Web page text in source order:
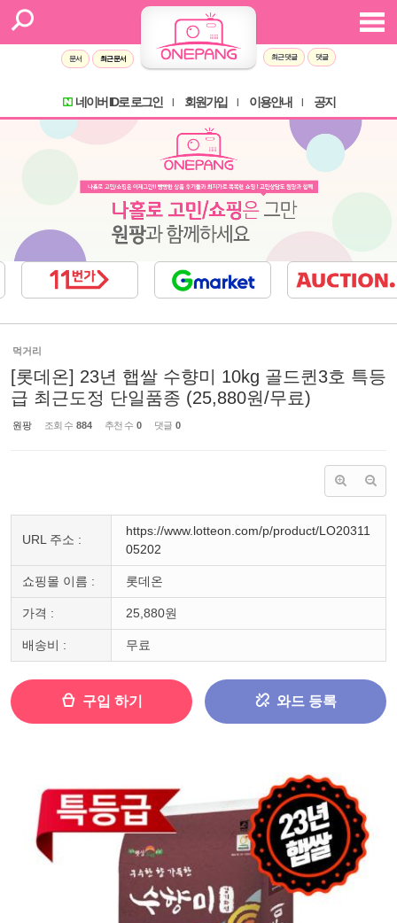
문서 최근 문서 최근 댓글 댓글
네이버 ID로 로그인 회원가입 이용안내 공지
먹거리
[롯데온] 23년 햅쌀 수향미 10kg 골드퀸3호 특등
급 최근도정 단일품종 (25,880원/무료)
원팡 조회 수 884 추천 수 0 댓글 0
URL 주소 :
https://www.lotteon.com/p/product/LO20311
05202
쇼핑몰 이름 : 롯데온
가격 : 25,880원
배송비 : 무료
구입 하기 와드 등록